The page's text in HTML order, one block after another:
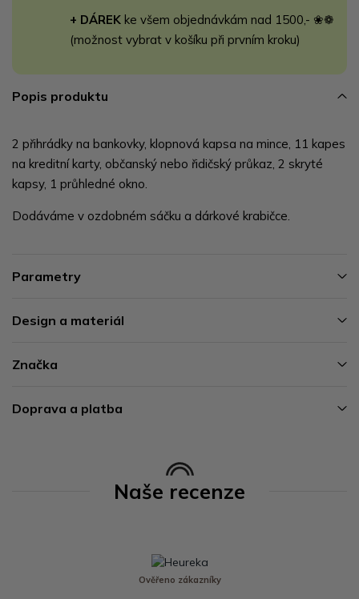
+ DÁREK ke všem objednávkám nad 1500,- ❀❁
(možnost vybrat v košíku při prvním kroku)
Popis produktu
2 přihrádky na bankovky, klopnová kapsa na mince, 11 kapes
na kreditní karty, občanský nebo řidičský průkaz, 2 skryté
kapsy, 1 průhledné okno.
Dodáváme v ozdobném sáčku a dárkové krabičce.
Parametry
Design a materiál
Značka
Doprava a platba
Naše recenze
Ověřeno zákazníky